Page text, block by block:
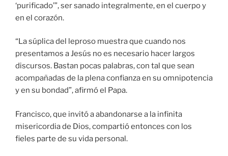
‘purificado’”, ser sanado integralmente, en el cuerpo y
en el corazón.
“La súplica del leproso muestra que cuando nos
presentamos a Jesús no es necesario hacer largos
discursos. Bastan pocas palabras, con tal que sean
acompañadas de la plena confianza en su omnipotencia
y en su bondad”, afirmó el Papa.
Francisco, que invitó a abandonarse a la infinita
misericordia de Dios, compartió entonces con los
fieles parte de su vida personal.